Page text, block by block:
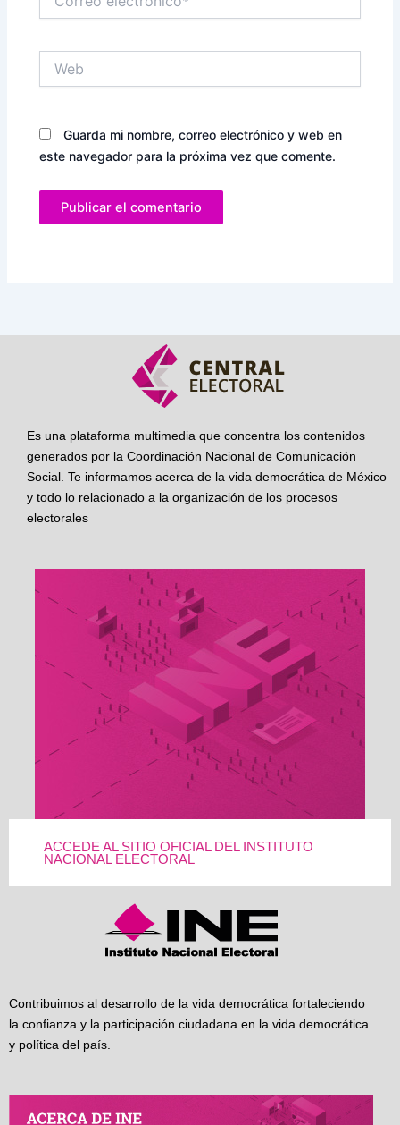
electrónico*
Guarda mi nombre, correo electrónico y web en
este navegador para la próxima vez que comente.
Es una plataforma multimedia que concentra los contenidos
generados por la Coordinación Nacional de Comunicación
Social. Te informamos acerca de la vida democrática de México
y todo lo relacionado a la organización de los procesos
electorales
ACCEDE AL SITIO OFICIAL DEL INSTITUTO
NACIONAL ELECTORAL
Contribuimos al desarrollo de la vida democrática fortaleciendo
la confianza y la participación ciudadana en la vida democrática
y política del país.